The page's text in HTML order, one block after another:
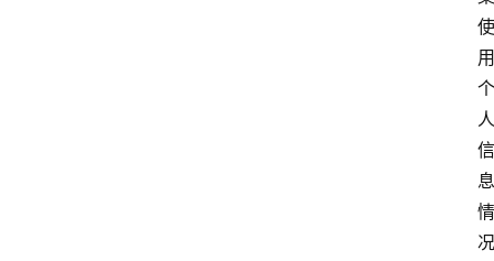
使
用
个
人
信
息
情
况